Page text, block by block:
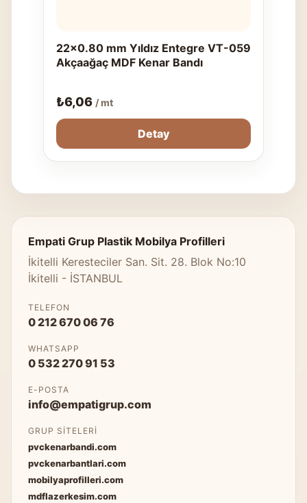
22x0.80 mm Yıldız Entegre VT-059
Akçaağaç MDF Kenar Bandı
₺6,06 / mt
Detay
Empati Grup Plastik Mobilya Profilleri
İkitelli Keresteciler San. Sit. 28. Blok No:10
İkitelli - İSTANBUL
TELEFON
0 212 670 06 76
WHATSAPP
0 532 270 91 53
E-POSTA
info@empatigrup.com
GRUP SITELERI
pvckenarbandi.com
pvckenarbantlari.com
mobilyaprofilleri.com
mdflazerkesim.com